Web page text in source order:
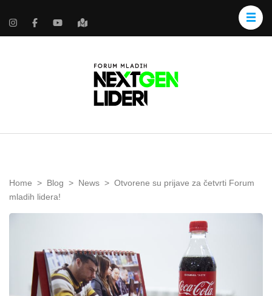
Home > Blog > News > Otvorene su prijave za četvrti Forum
mladih lidera!